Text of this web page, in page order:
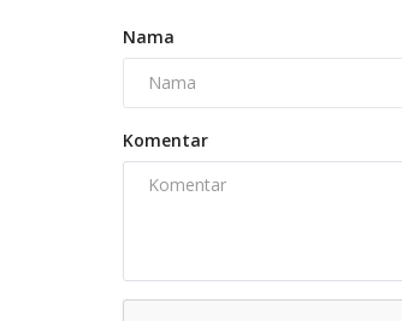
Nama
Komentar